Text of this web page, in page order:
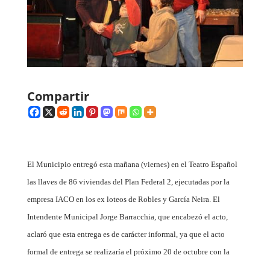
Compartir
El Municipio entregó esta mañana (viernes) en el Teatro Español
las llaves de 86 viviendas del Plan Federal 2, ejecutadas por la
empresa IACO en los ex loteos de Robles y García Neira. El
Intendente Municipal Jorge Barracchia, que encabezó el acto,
aclaró que esta entrega es de carácter informal, ya que el acto
formal de entrega se realizaría el próximo 20 de octubre con la